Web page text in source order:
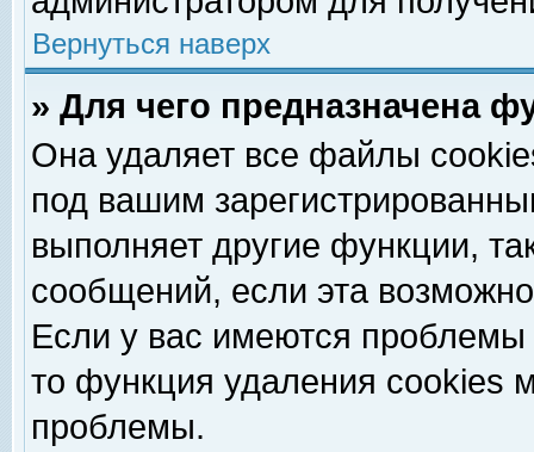
Вернуться наверх
» Для чего предназначена
Она удаляет все файлы
под вашим
выполняет другие функции,
сообщений, если эта
Если у вас имеются
то функция удаления cookies
проблемы.